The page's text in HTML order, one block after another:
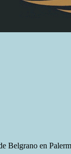
Belgrano en